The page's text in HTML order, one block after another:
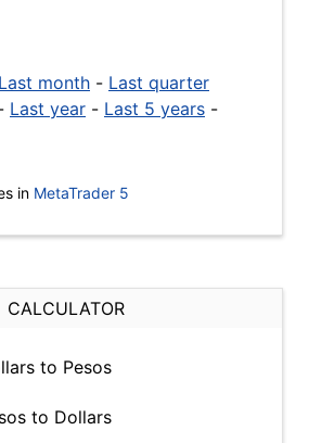
Last month - Last quarter
Last year - Last 5 years -
in MetaTrader 5
CALCULATOR
to Pesos
to Dollars